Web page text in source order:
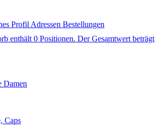
Profil Adressen Bestellungen
enthält 0 Positionen. Der Gesamtwert beträgt
Damen
Caps